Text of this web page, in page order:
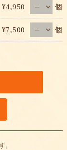
¥4,950 個
¥7,500 個
。